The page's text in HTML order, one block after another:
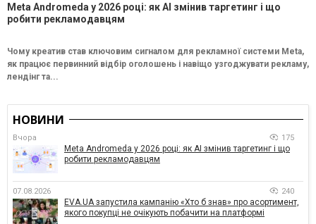
Meta Andromeda у 2026 році: як AI змінив таргетинг і що
робити рекламодавцям
Чому креатив став ключовим сигналом для рекламної системи Meta,
як працює первинний відбір оголошень і навіщо узгоджувати рекламу,
лендінг та...
НОВИНИ
Вчора 175
Meta Andromeda у 2026 році: як AI змінив таргетинг і що
робити рекламодавцям
07.08.2026 240
EVA.UA запустила кампанію «Хто б знав» про асортимент,
якого покупці не очікують побачити на платформі